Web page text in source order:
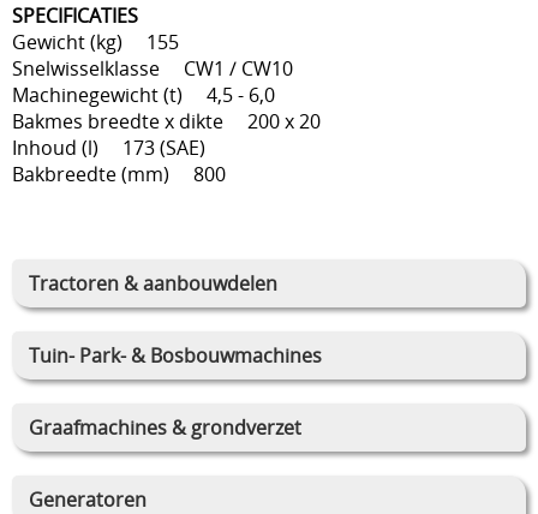
Tractoren & aanbouwdelen
Tuin- Park- & Bosbouwmachines
Graafmachines & grondverzet
Generatoren
SPECIFICATIES
Gewicht (kg) 155
Snelwisselklasse CW1 / CW10
Machinegewicht (t) 4,5 - 6,0
Bakmes breedte x dikte 200 x 20
Inhoud (l) 173 (SAE)
Bakbreedte (mm) 800